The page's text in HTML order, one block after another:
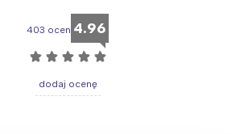
403 ocen 4.96
☆ ☆ ☆ ☆ ☆
dodaj ocenę